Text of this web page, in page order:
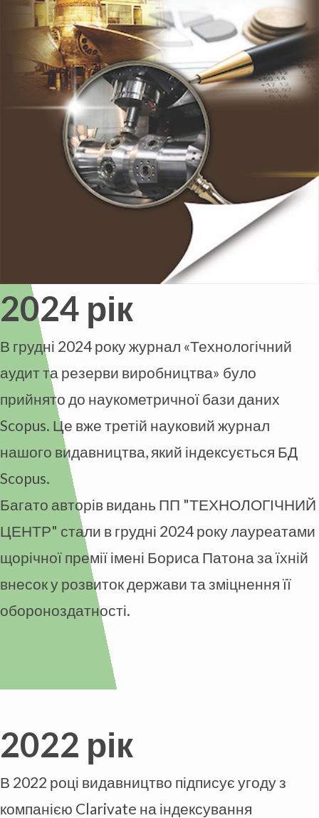
2024 рік
В грудні 2024 року журнал «Технологічний
аудит та резерви виробництва» було
прийнято до наукометричної бази даних
Scopus. Це вже третій науковий журнал
нашого видавництва, який індексується БД
Scopus.
Багато авторів видань ПП "ТЕХНОЛОГІЧНИЙ
ЦЕНТР" стали в грудні 2024 року лауреатами
щорічної премії імені Бориса Патона за їхній
внесок у розвиток держави та зміцнення її
обороноздатності.
2022 рік
В 2022 році видавництво підписує угоду з
компанією Clarivate на індексування